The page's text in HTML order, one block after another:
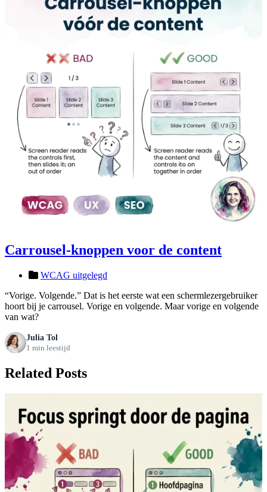
Carrousel-knoppen voor de content
WCAG uitgelegd
“Vorige. Volgende.” Dat is het eerste wat een schermlezergebruiker
hoort bij je carrousel. Vorige en volgende. Maar vorige en volgende
van wat?
Julia Tol
1 min leestijd
Related Posts